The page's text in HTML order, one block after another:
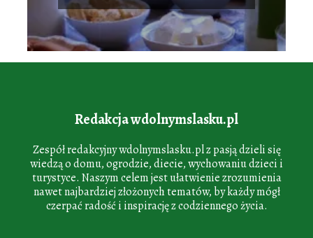
Redakcja wdolnymslasku.pl
Zespół redakcyjny wdolnymslasku.pl z pasją dzieli się
wiedzą o domu, ogrodzie, diecie, wychowaniu dzieci i
turystyce. Naszym celem jest ułatwienie zrozumienia
nawet najbardziej złożonych tematów, by każdy mógł
czerpać radość i inspirację z codziennego życia.